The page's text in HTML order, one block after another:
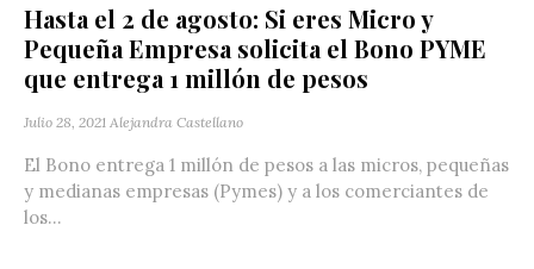
Hasta el 2 de agosto: Si eres Micro y
Pequeña Empresa solicita el Bono PYME
que entrega 1 millón de pesos
Julio 28, 2021 Alejandra Castellano
El Bono entrega 1 millón de pesos a las micros, pequeñas
y medianas empresas (Pymes) y a los comerciantes de
los...